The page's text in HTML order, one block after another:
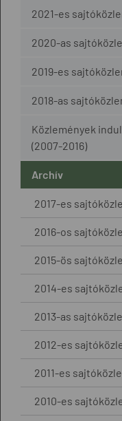
2021-es
2020-as
2019-es
2018-as
Közlemények
(2007-2016)
Archív
2017-es
2016-os
2015-ös
2014-es
2013-as
2012-es
2011-es
2010-es